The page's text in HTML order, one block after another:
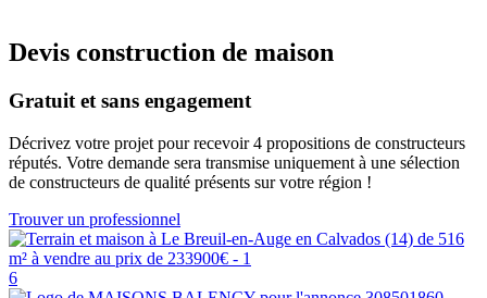
Devis construction de maison
Gratuit et sans engagement
Décrivez votre projet pour recevoir 4 propositions de constructeurs
réputés. Votre demande sera transmise uniquement à une sélection
de constructeurs de qualité présents sur votre région !
Trouver un professionnel
6